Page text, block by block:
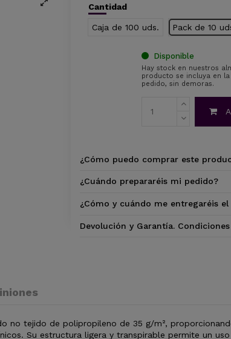
Cantidad
Caja de 100 uds. Pack de 10
Disponible
Hay stock en nuestros
producto se incluya en
pedido, sin demoras.
¿Cómo puedo comprar este
¿Cuándo prepararéis mi pedido?
¿Cómo y cuándo me entregaréis
Devolución y Garantía. Condiciones
no tejido de polipropileno de 35 g/m²,
Su estructura ligera y transpirable permite un